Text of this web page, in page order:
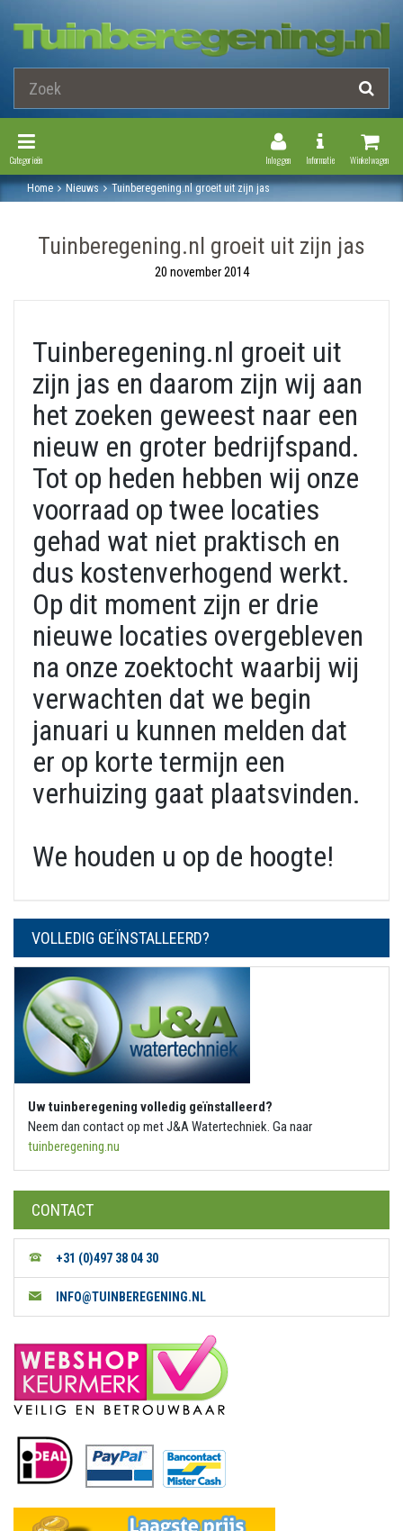
Winkelwagen
Toggle
Informatie
Inloggen
Toggle Navigation
Categorieën
Home Nieuws Tuinberegening.nl groeit uit zijn jas
Tuinberegening.nl groeit uit zijn jas
20 november 2014
Tuinberegening.nl groeit uit
zijn jas en daarom zijn wij aan
het zoeken geweest naar een
nieuw en groter bedrijfspand.
Tot op heden hebben wij onze
voorraad op twee locaties
gehad wat niet praktisch en
dus kostenverhogend werkt.
Op dit moment zijn er drie
nieuwe locaties overgebleven
na onze zoektocht waarbij wij
verwachten dat we begin
januari u kunnen melden dat
er op korte termijn een
verhuizing gaat plaatsvinden.
We houden u op de hoogte!
VOLLEDIG GEÏNSTALLEERD?
Uw tuinberegening volledig geïnstalleerd?
Neem dan contact op met J&A Watertechniek. Ga naar
tuinberegening.nu
CONTACT
+31 (0)497 38 04 30
INFO@TUINBEREGENING.NL